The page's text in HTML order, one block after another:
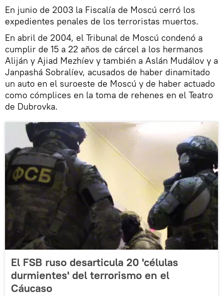
En junio de 2003 la Fiscalía de Moscú cerró los
expedientes penales de los terroristas muertos.
En abril de 2004, el Tribunal de Moscú condenó a
cumplir de 15 a 22 años de cárcel a los hermanos
Aliján y Ajiad Mezhíev y también a Aslán Mudálov y a
Janpashá Sobralíev, acusados de haber dinamitado
un auto en el suroeste de Moscú y de haber actuado
como cómplices en la toma de rehenes en el Teatro
de Dubrovka.
El FSB ruso desarticula 20 'células
durmientes' del terrorismo en el
Cáucaso